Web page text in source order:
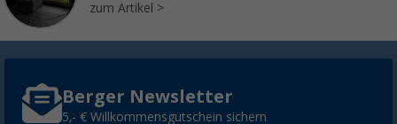
zum Artikel
Berger Newsletter
5,- € Willkommensgutschein sichern